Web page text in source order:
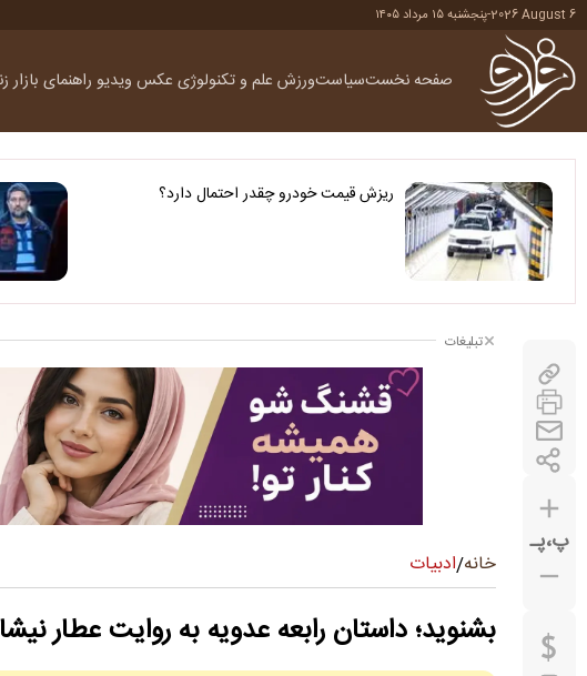
2026 August 6
-پنجشنبه ۱۵ مرداد ۱۴۰۵
صفحه نخستسیاستورزش علم و تکنولوژی عکس ویدیو راهنمای بازار
ریزش قیمت خودرو چقدر احتمال دارد؟
پ،پـ
تبلیغات
خانه/ادبیات
بشنوید؛ داستان رابعه عدویه به روایت عطار